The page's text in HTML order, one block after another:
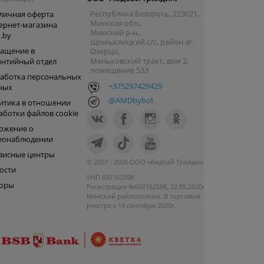
оферта
магазина
в
отдел
персональных
в отношении
файлов cookie
о
центры
Республика Беларусь, 223021,
Минская обл.,
Минский р-н.,
Щомыслицкий с/с, район аг.
Озерцо,
Меньковский тракт, дом 2,
помещение 533
+375297429429
@AMDbybot
© 2007 - 2026 ООО «Амдбай Трейдинг»
УНП 692162598
Регистрация №692162598, 22.05.2020г.
Минский райисполком. В торговом
реестре с 14 сентября 2020г.